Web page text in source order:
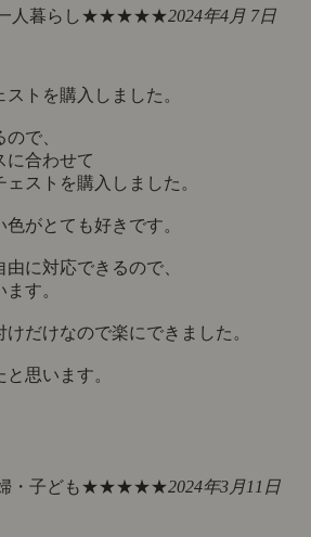
暮らし★★★★★2024年4月 7日
トを購入しました。
で、
に合わせて
ストを購入しました。
がとても好きです。
に対応できるので、
す。
だけなので楽にできました。
思います。
・子ども★★★★★2024年3月11日